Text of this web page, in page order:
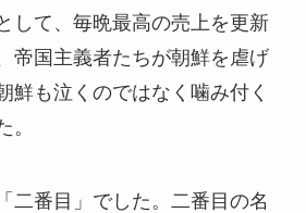
して、毎晩最高の売上を更新
帝国主義者たちが朝鮮を虐げ
鮮も泣くのではなく噛み付く
。
二番目」でした。二番目の名